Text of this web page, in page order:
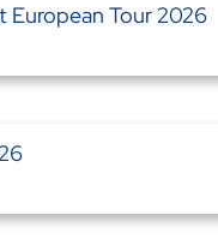
European Tour 2026